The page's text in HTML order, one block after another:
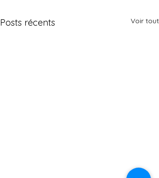
Posts récents Voir tout